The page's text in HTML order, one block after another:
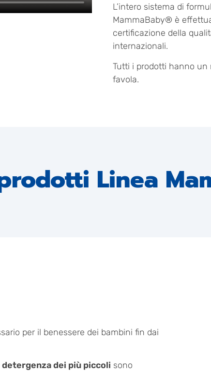
L’intero sistema di
MammaBaby® è
certificazione della
internazionali.
Tutti i prodotti hanno
favola.
Linea
per il benessere dei bambini fin dai
detergenza dei più piccoli sono